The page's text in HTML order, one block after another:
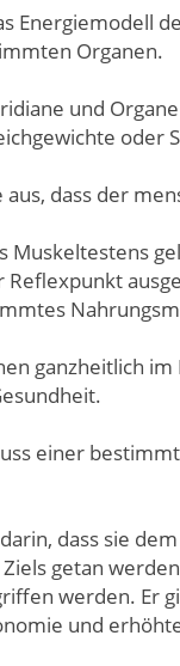
Energiemodell
Organen.
und
oder
aus, dass der
Muskeltestens
ganzheitlich
einer
dass sie
getan
werden. Er
und